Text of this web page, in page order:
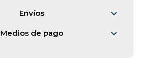
Envíos
Medios de pago